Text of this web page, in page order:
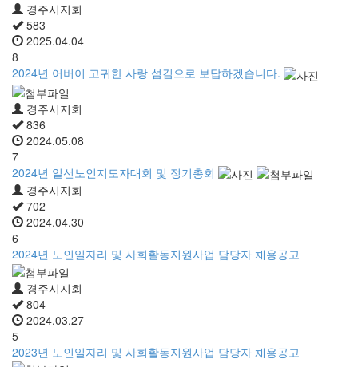
경주시지회
583
2025.04.04
8
2024년 어버이 고귀한 사랑 섬김으로 보답하겠습니다.
경주시지회
836
2024.05.08
7
2024년 일선노인지도자대회 및 정기총회
경주시지회
702
2024.04.30
6
2024년 노인일자리 및 사회활동지원사업 담당자 채용공고
경주시지회
804
2024.03.27
5
2023년 노인일자리 및 사회활동지원사업 담당자 채용공고